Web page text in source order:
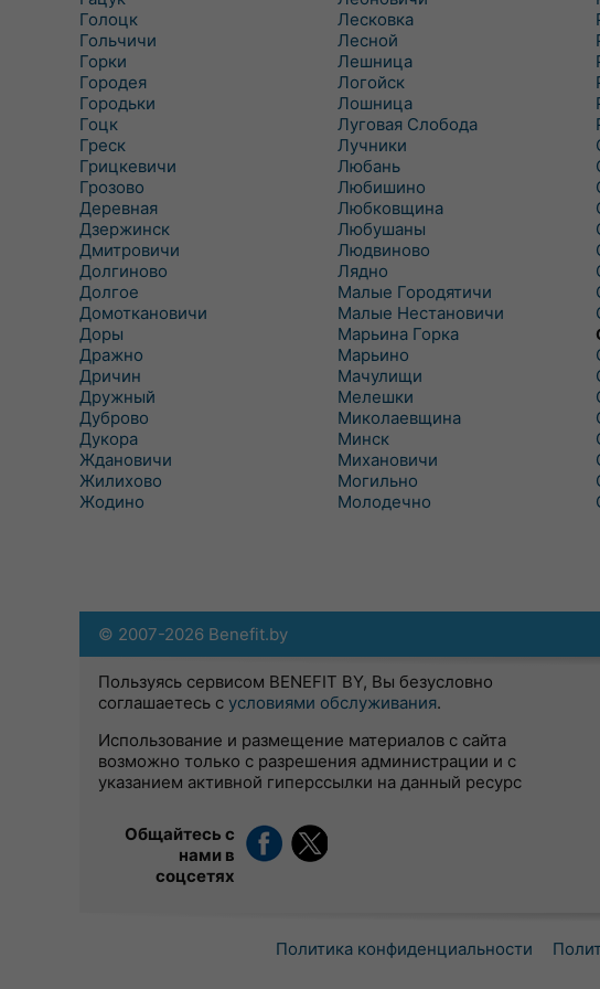
Голоцк
Гольчичи
Горки
Городея
Городьки
Гоцк
Греск
Грицкевичи
Грозово
Деревная
Дзержинск
Дмитровичи
Долгиново
Долгое
Домоткановичи
Доры
Дражно
Дричин
Дружный
Дуброво
Дукора
Ждановичи
Жилихово
Жодино
Лесковка
Лесной
Лешница
Логойск
Лошница
Луговая Слобода
Лучники
Любань
Любишино
Любковщина
Любушаны
Людвиново
Лядно
Малые Городятичи
Малые Нестановичи
Марьина Горка
Марьино
Мачулищи
Мелешки
Миколаевщина
Минск
Михановичи
Могильно
Молодечно
© 2007-2026 Benefit.by
Пользуясь сервисом BENEFIT BY, Вы безусловно
соглашаетесь с условиями обслуживания.
Использование и размещение материалов с сайта
возможно только с разрешения администрации и с
указанием активной гиперссылки на данный ресурс
Общайтесь с
нами в
соцсетях
Политика конфиденциальности